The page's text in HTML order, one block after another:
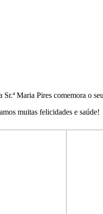
Sr.ª Maria Pires comemora o
muitas felicidades e saúde!